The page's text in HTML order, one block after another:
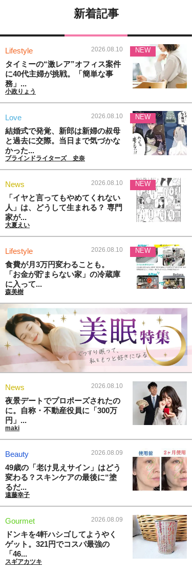
新着記事
Lifestyle 2026.08.10
タイミーの“激レア”オフィス案件
に40代主婦が挑戦。「簡単な事
務」...
小政りょう
NEW
Love 2026.08.10
結婚式で発覚、新郎は新婦の叔母
と過去に交際。当日まで気づかな
かった...
ブラインドライターズ 史奈
NEW
News 2026.08.10
「イヤと言ってもやめてくれない
人」は、どうして生まれる？ 専門
家が...
大夏えい
NEW
Lifestyle 2026.08.10
食費が月3万円変わることも。
「お金が貯まらない家」の冷蔵庫
に入って...
森美樹
NEW
News 2026.08.10
夜景デートでプロポーズされたの
に。自称・不動産役員に「300万
円」...
maki
Beauty 2026.08.09
49歳の「老け見えサイン」はどう
変わる？スキンケアの最後に“塗
るだ...
遠藤幸子
Gourmet 2026.08.09
ドンキを4軒ハシゴしてようやく
ゲット。321円でコスパ最強の
「46...
スギアカツキ